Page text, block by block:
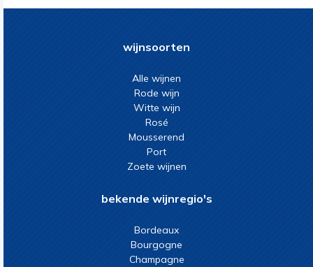
wijnsoorten
Alle wijnen
Rode wijn
Witte wijn
Rosé
Mousserend
Port
Zoete wijnen
bekende wijnregio's
Bordeaux
Bourgogne
Champagne